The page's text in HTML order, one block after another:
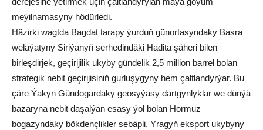
meýilnamasyny hödürledi.
Häzirki wagtda Bagdat tarapy ýurduň günortasyndaky Basra
welaýatyny Siriýanyň serhedindäki Hadita şäheri bilen
birleşdirjek, geçirijilik ukyby gündelik 2,5 million barrel bolan
strategik nebit geçirijisiniň gurluşygyny hem çaltlandyrýar. Bu
çäre Ýakyn Gündogardaky geosyýasy dartgynlyklar we dünýä
bazaryna nebit daşalýan esasy ýol bolan Hormuz
bogazyndaky bökdençlikler sebäpli, Yragyň eksport ukybyny